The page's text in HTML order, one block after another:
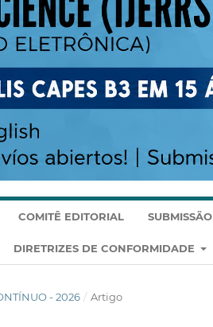
COMITÊ EDITORIAL SUBMISSÃO
DIRETRIZES DE CONFORMIDADE
- 2026 / Artigo